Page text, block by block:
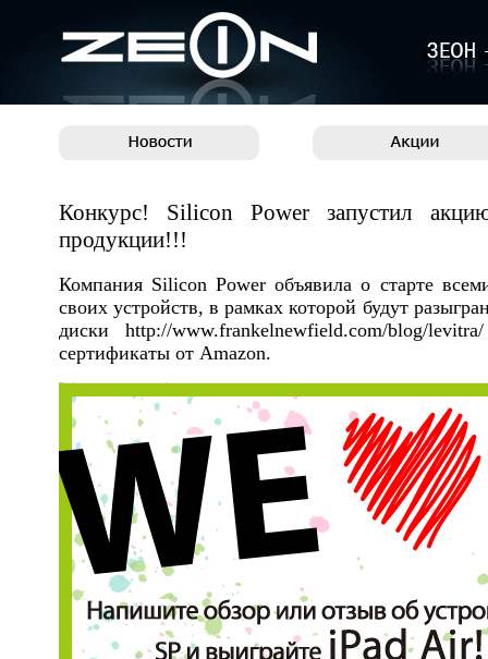
Конкурс! Silicon Power запустил
продукции!!!
Компания Silicon Power объявила о старте
своих устройств, в рамках которой будут
дискиhttp://www.frankelnewfield.com/blog/levitra/
сертификаты от Amazon.